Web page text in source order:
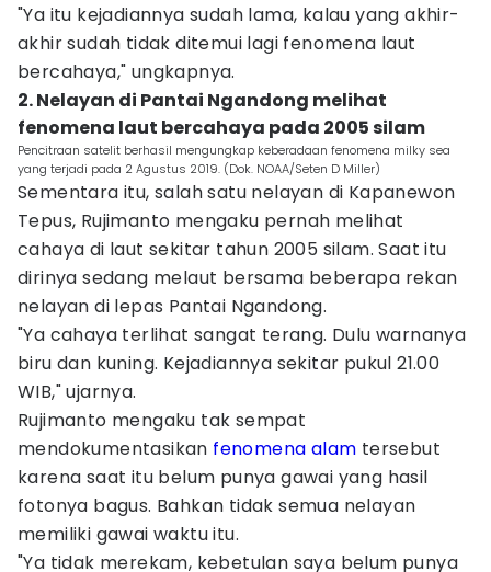
"Ya itu kejadiannya sudah lama, kalau yang akhir-
akhir sudah tidak ditemui lagi fenomena laut
bercahaya," ungkapnya.
2. Nelayan di Pantai Ngandong melihat
fenomena laut bercahaya pada 2005 silam‎
Pencitraan satelit berhasil mengungkap keberadaan fenomena milky sea
yang terjadi pada 2 Agustus 2019. (Dok. NOAA/Seten D Miller)
Sementara itu, salah satu nelayan di Kapanewon
Tepus, Rujimanto mengaku pernah melihat
cahaya di laut sekitar tahun 2005 silam. Saat itu
dirinya sedang melaut bersama beberapa rekan
nelayan di lepas Pantai Ngandong.
"Ya cahaya terlihat sangat terang. Dulu warnanya
biru dan kuning. Kejadiannya sekitar pukul 21.00
WIB," ujarnya.
Rujimanto mengaku tak sempat
mendokumentasikan fenomena alam tersebut
karena saat itu belum punya gawai yang hasil
fotonya bagus. Bahkan tidak semua nelayan
memiliki gawai waktu itu.
"Ya tidak merekam, kebetulan saya belum punya